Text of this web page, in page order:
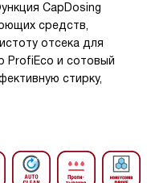
CapDosing
средств,
отсека для
ProfiEco и сотовый
стирку,